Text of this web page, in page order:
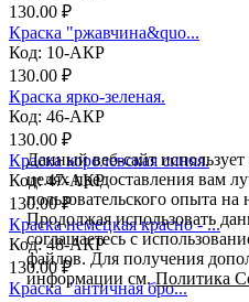
130.00 ₽
Краска "ржавчина&quo...
Код: 10-АКР
130.00 ₽
Краска ярко-зеленая.
Код: 46-АКР
130.00 ₽
Краска королевская синяя.
Код: 47-АКР
130.00 ₽
Краска немецкая красно - ...
Код: 48-АКР
130.00 ₽
Краска "античная бро...
Данный веб-сайт
целях предоставления вам
пользовательского опыта на
Продолжая использовать
соглашаетесь с
файлов. Для получения
информации см.Политика